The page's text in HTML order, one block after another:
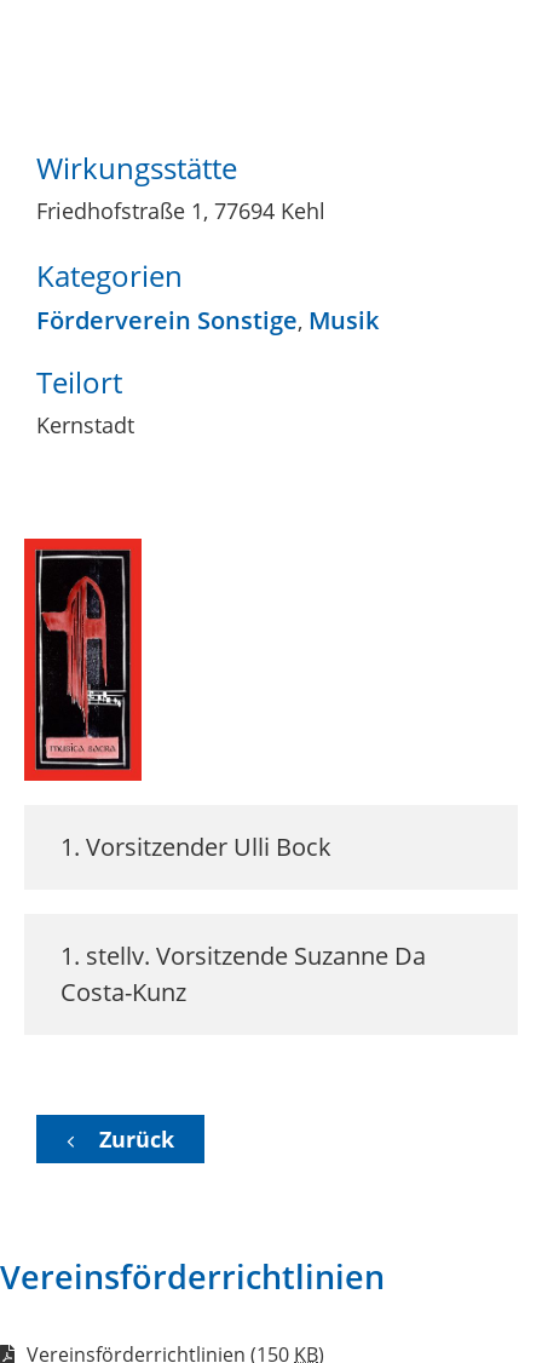
Wirkungsstätte
Friedhofstraße 1, 77694 Kehl
Kategorien
Förderverein Sonstige, Musik
Teilort
Kernstadt
1. Vorsitzender Ulli Bock
1. stellv. Vorsitzende Suzanne Da
Costa-Kunz
Zurück
Vereinsförderrichtlinien
Vereinsförderrichtlinien (150 KB)